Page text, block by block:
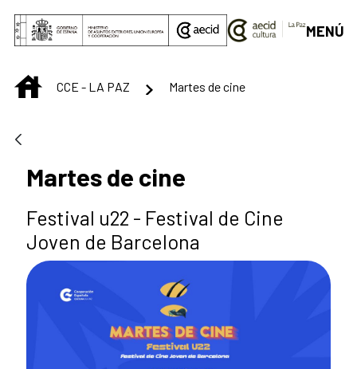
Saltar al contenido principal
MENÚ
INICIOCCE - LA PAZ Martes de cine
Martes de cine
Festival u22 - Festival de Cine
Joven de Barcelona